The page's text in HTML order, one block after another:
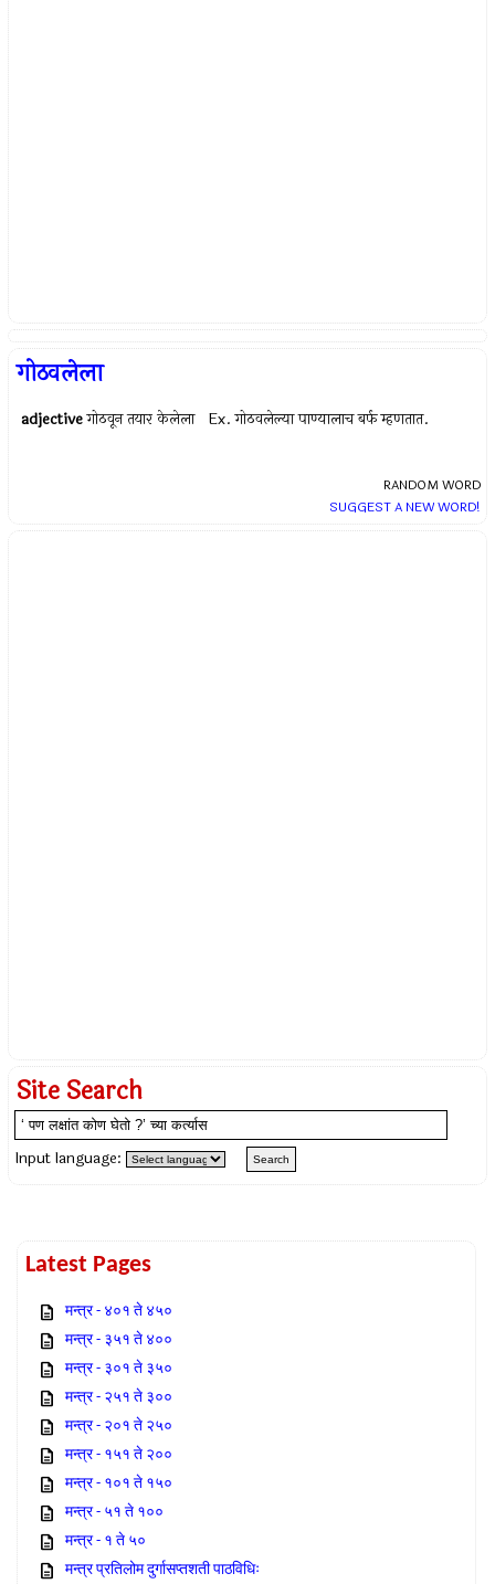
गोठवलेला
adjective गोठवून तयार केलेला Ex.गोठवलेल्या पाण्यालाच बर्फ म्हणतात.
RANDOM WORD
SUGGEST A NEW WORD!
Site Search
Input language:
Latest Pages
मन्त्र - ४०१ ते ४५०
मन्त्र - ३५१ ते ४००
मन्त्र - ३०१ ते ३५०
मन्त्र - २५१ ते ३००
मन्त्र - २०१ ते २५०
मन्त्र - १५१ ते २००
मन्त्र - १०१ ते १५०
मन्त्र - ५१ ते १००
मन्त्र - १ ते ५०
मन्त्र प्रतिलोम दुर्गासप्तशती पाठविधिः